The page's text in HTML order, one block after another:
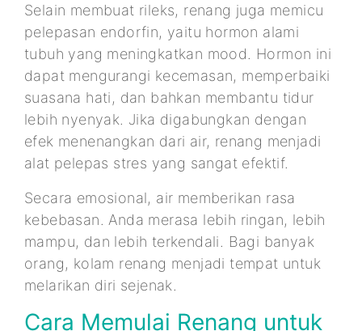
Selain membuat rileks, renang juga memicu
pelepasan endorfin, yaitu hormon alami
tubuh yang meningkatkan mood. Hormon ini
dapat mengurangi kecemasan, memperbaiki
suasana hati, dan bahkan membantu tidur
lebih nyenyak. Jika digabungkan dengan
efek menenangkan dari air, renang menjadi
alat pelepas stres yang sangat efektif.
Secara emosional, air memberikan rasa
kebebasan. Anda merasa lebih ringan, lebih
mampu, dan lebih terkendali. Bagi banyak
orang, kolam renang menjadi tempat untuk
melarikan diri sejenak.
Cara Memulai Renang untuk